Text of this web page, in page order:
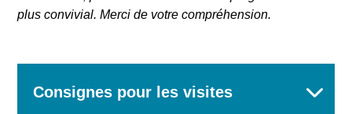
plus convivial. Merci de votre compréhension.
Consignes pour les visites